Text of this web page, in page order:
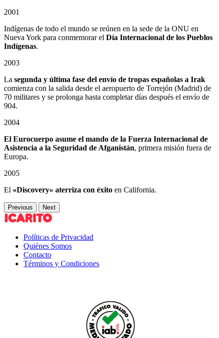
2001
Indígenas de todo el mundo se reúnen en la sede de la ONU en
Nueva York para conmemorar el Día Internacional de los Pueblos
Indígenas.
2003
La segunda y última fase del envío de tropas españolas a Irak
comienza con la salida desde el aeropuerto de Torrejón (Madrid) de
70 militares y se prolonga hasta completar días después el envío de
904.
2004
El Eurocuerpo asume el mando de la Fuerza Internacional de
Asistencia a la Seguridad de Afganistán, primera misión fuera de
Europa.
2005
El «Discovery» aterriza con éxito en California.
Previous Next
Políticas de Privacidad
Quiénes Somos
Contacto
Términos y Condiciones